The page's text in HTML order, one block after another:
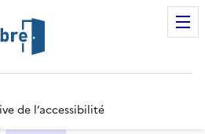
de l’accessibilité